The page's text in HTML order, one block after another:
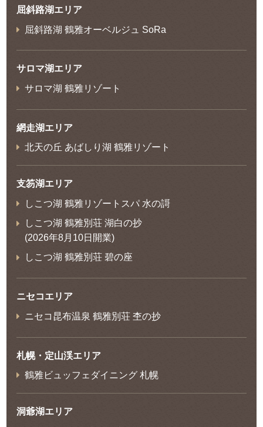
屈斜路湖エリア
屈斜路湖 鶴雅オーベルジュ SoRa
サロマ湖エリア
サロマ湖 鶴雅リゾート
網走湖エリア
北天の丘 あばしり湖 鶴雅リゾート
支笏湖エリア
しこつ湖 鶴雅リゾートスパ 水の謌
しこつ湖 鶴雅別荘 湖白の抄
(2026年8月10日開業)
しこつ湖 鶴雅別荘 碧の座
ニセコエリア
ニセコ昆布温泉 鶴雅別荘 杢の抄
札幌・定山渓エリア
鶴雅ビュッフェダイニング 札幌
洞爺湖エリア